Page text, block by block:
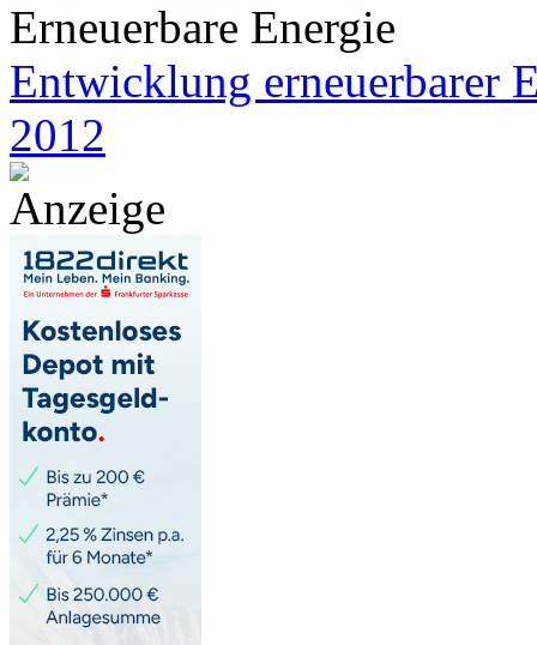
Erneuerbare Energie
Entwicklung erneuerbarer
2012
Anzeige